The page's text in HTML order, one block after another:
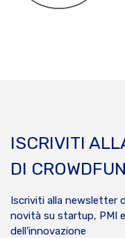
ISCRIVITI
DI
Iscriviti alla newsletter
novità su startup, PMI
dell’innovazione